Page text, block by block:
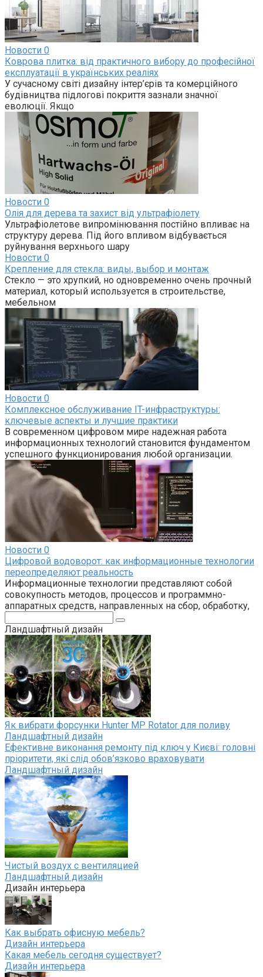
Новости 0
Коврова плитка: від практичного вибору до професійної
експлуатації в українських реаліях
У сучасному світі дизайну інтер’єрів та комерційного
будівництва підлогові покриття зазнали значної
еволюції. Якщо
Новости 0
Олія для дерева та захист від ультрафіолету
Ультрафіолетове випромінювання постійно впливає на
структуру дерева. Під його впливом відбувається
руйнування верхнього шару
Новости 0
Крепление для стекла: виды, выбор и монтаж
Стекло — это хрупкий, но одновременно очень прочный
материал, который используется в строительстве,
мебельном
Новости 0
Комплексное обслуживание IT-инфраструктуры:
ключевые аспекты и лучшие практики
В современном цифровом мире надежная работа
информационных технологий становится фундаментом
успешного функционирования любой организации.
Новости 0
Цифровой водоворот: как информационные технологии
переопределяют реальность
Информационные технологии представляют собой
совокупность методов, процессов и программно-
аппаратных средств, направленных на сбор, обработку,
Ландшафтный дизайн
Як вибрати форсунки Hunter MP Rotator для поливу
Ландшафтный дизайн
Ефективне виконання ремонту під ключ у Києві: головні
пріоритети, які слід обов’язково враховувати
Ландшафтный дизайн
Чистый воздух с вентиляцией
Ландшафтный дизайн
Дизайн интерьера
Как выбрать офисную мебель?
Дизайн интерьера
Какая мебель сегодня существует?
Дизайн интерьера